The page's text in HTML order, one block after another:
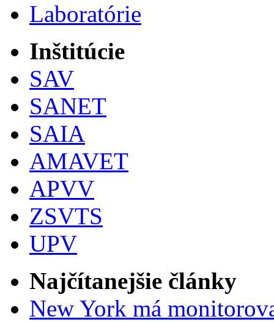
Laboratórie
Inštitúcie
SAV
SANET
SAIA
AMAVET
APVV
ZSVTS
UPV
Najčítanejšie články
New York má